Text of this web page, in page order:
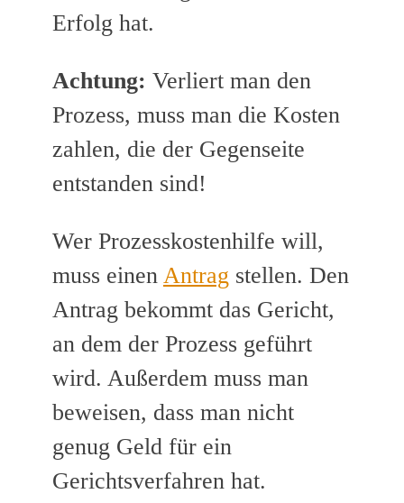
Erfolg hat.
Achtung: Verliert man den
Prozess, muss man die Kosten
zahlen, die der Gegenseite
entstanden sind!
Wer Prozesskostenhilfe will,
muss einen Antrag stellen. Den
Antrag bekommt das Gericht,
an dem der Prozess geführt
wird. Außerdem muss man
beweisen, dass man nicht
genug Geld für ein
Gerichtsverfahren hat.